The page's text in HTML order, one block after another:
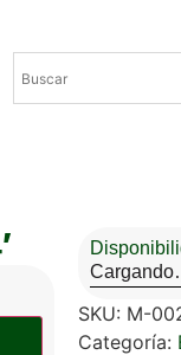
SKU: M-
Categoría: